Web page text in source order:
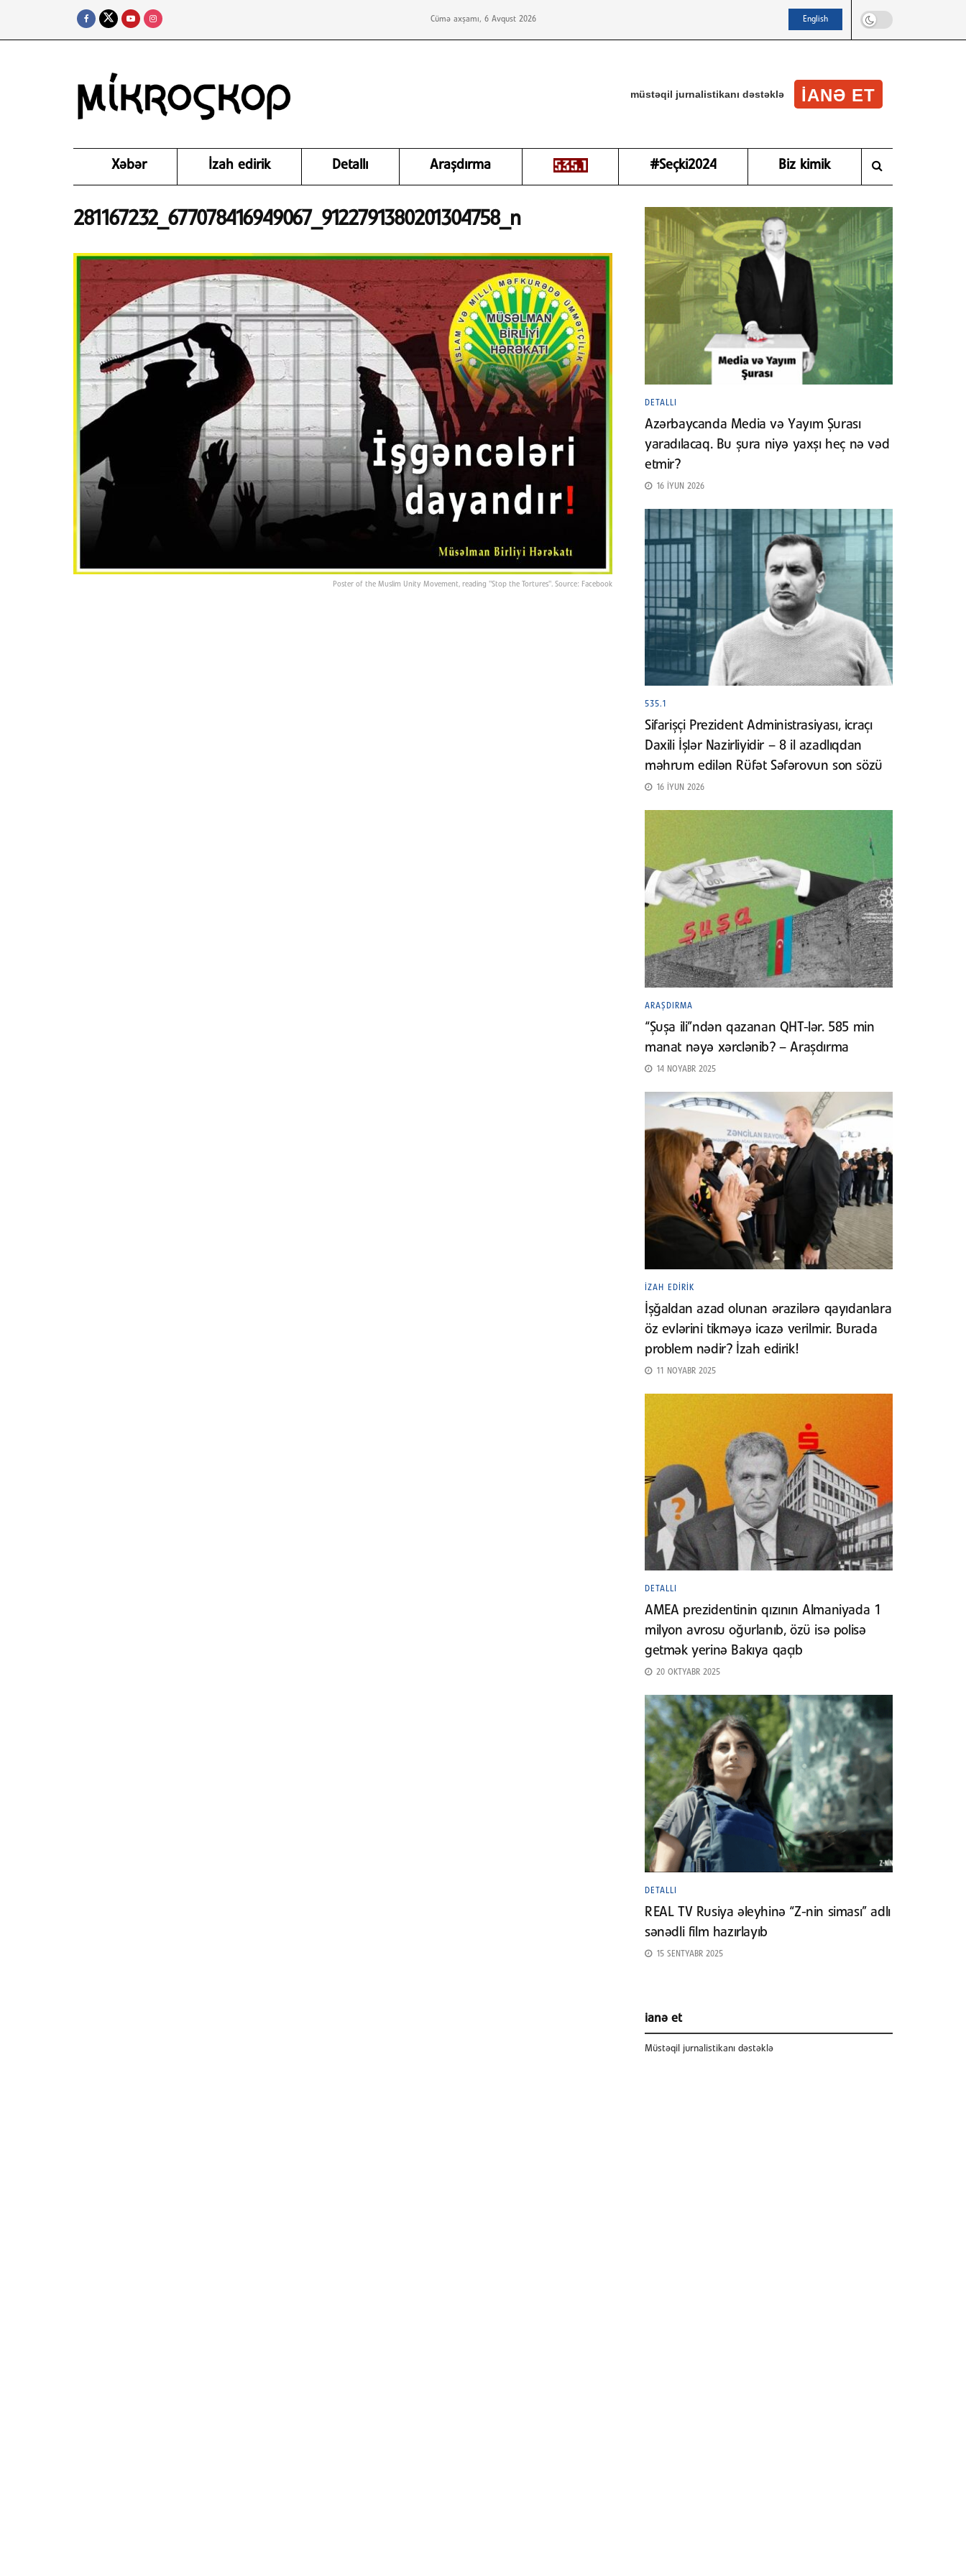
Cümə axşamı, 6 Avqust 2026 English
müstəqil jurnalistikanı dəstəklə IANƏ ET
Xəbər İzah edirik Detallı Araşdırma #Seçki2024 Biz kimik
281167232_677078416949067_9122791380201304758_n
Poster of the Muslim Unity Movement, reading "Stop the Tortures". Source: Facebook
DETALLI
Azərbaycanda Media və Yayım Şurası
yaradılacaq. Bu şura niyə yaxşı heç nə vəd
etmir?
16 İYUN 2026
535.1
Sifarişçi Prezident Administrasiyası, icraçı
Daxili İşlər Nazirliyidir – 8 il azadlıqdan
məhrum edilən Rüfət Səfərovun son sözü
16 İYUN 2026
ARAŞDIRMA
“Şuşa ili”ndən qazanan QHT-lər. 585 min
manat nəyə xərclənib? – Araşdırma
14 NOYABR 2025
İZAH EDIRIK
İşğaldan azad olunan ərazilərə qayıdanlara
öz evlərini tikməyə icazə verilmir. Burada
problem nədir? İzah edirik!
11 NOYABR 2025
DETALLI
AMEA prezidentinin qızının Almaniyada 1
milyon avrosu oğurlanıb, özü isə polisə
getmək yerinə Bakıya qaçıb
20 OKTYABR 2025
DETALLI
REAL TV Rusiya əleyhinə “Z-nin siması” adlı
sənədli film hazırlayıb
15 SENTYABR 2025
ianə et
Müstəqil jurnalistikanı dəstəklə